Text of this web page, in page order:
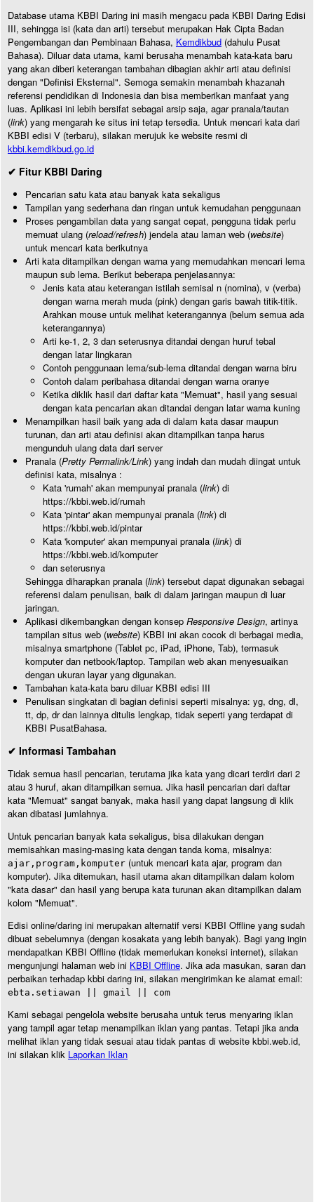
Database utama KBBI Daring ini masih mengacu pada KBBI Daring Edisi
III, sehingga isi (kata dan arti) tersebut merupakan Hak Cipta Badan
Pengembangan dan Pembinaan Bahasa, Kemdikbud (dahulu Pusat
Bahasa). Diluar data utama, kami berusaha menambah kata-kata baru
yang akan diberi keterangan tambahan dibagian akhir arti atau definisi
dengan "Definisi Eksternal". Semoga semakin menambah khazanah
referensi pendidikan di Indonesia dan bisa memberikan manfaat yang
luas. Aplikasi ini lebih bersifat sebagai arsip saja, agar pranala/tautan
(link) yang mengarah ke situs ini tetap tersedia. Untuk mencari kata dari
KBBI edisi V (terbaru), silakan merujuk ke website resmi di
kbbi.kemdikbud.go.id
✔ Fitur KBBI Daring
Pencarian satu kata atau banyak kata sekaligus
Tampilan yang sederhana dan ringan untuk kemudahan penggunaan
Proses pengambilan data yang sangat cepat, pengguna tidak perlu
memuat ulang (reload/refresh) jendela atau laman web (website)
untuk mencari kata berikutnya
Arti kata ditampilkan dengan warna yang memudahkan mencari lema
maupun sub lema. Berikut beberapa penjelasannya:
Jenis kata atau keterangan istilah semisal n (nomina), v (verba)
dengan warna merah muda (pink) dengan garis bawah titik-titik.
Arahkan mouse untuk melihat keterangannya (belum semua ada
keterangannya)
Arti ke-1, 2, 3 dan seterusnya ditandai dengan huruf tebal
dengan latar lingkaran
Contoh penggunaan lema/sub-lema ditandai dengan warna biru
Contoh dalam peribahasa ditandai dengan warna oranye
Ketika diklik hasil dari daftar kata "Memuat", hasil yang sesuai
dengan kata pencarian akan ditandai dengan latar warna kuning
Menampilkan hasil baik yang ada di dalam kata dasar maupun
turunan, dan arti atau definisi akan ditampilkan tanpa harus
mengunduh ulang data dari server
Pranala (Pretty Permalink/Link) yang indah dan mudah diingat untuk
definisi kata, misalnya :
Kata 'rumah' akan mempunyai pranala (link) di
https://kbbi.web.id/rumah
Kata 'pintar' akan mempunyai pranala (link) di
https://kbbi.web.id/pintar
Kata 'komputer' akan mempunyai pranala (link) di
https://kbbi.web.id/komputer
dan seterusnya
Sehingga diharapkan pranala (link) tersebut dapat digunakan sebagai
referensi dalam penulisan, baik di dalam jaringan maupun di luar
jaringan.
Aplikasi dikembangkan dengan konsep Responsive Design, artinya
tampilan situs web (website) KBBI ini akan cocok di berbagai media,
misalnya smartphone (Tablet pc, iPad, iPhone, Tab), termasuk
komputer dan netbook/laptop. Tampilan web akan menyesuaikan
dengan ukuran layar yang digunakan.
Tambahan kata-kata baru diluar KBBI edisi III
Penulisan singkatan di bagian definisi seperti misalnya: yg, dng, dl,
tt, dp, dr dan lainnya ditulis lengkap, tidak seperti yang terdapat di
KBBI PusatBahasa.
✔ Informasi Tambahan
Tidak semua hasil pencarian, terutama jika kata yang dicari terdiri dari 2
atau 3 huruf, akan ditampilkan semua. Jika hasil pencarian dari daftar
kata "Memuat" sangat banyak, maka hasil yang dapat langsung di klik
akan dibatasi jumlahnya.
Untuk pencarian banyak kata sekaligus, bisa dilakukan dengan
memisahkan masing-masing kata dengan tanda koma, misalnya:
ajar,program,komputer (untuk mencari kata ajar, program dan
komputer). Jika ditemukan, hasil utama akan ditampilkan dalam kolom
"kata dasar" dan hasil yang berupa kata turunan akan ditampilkan dalam
kolom "Memuat".
Edisi online/daring ini merupakan alternatif versi KBBI Offline yang sudah
dibuat sebelumnya (dengan kosakata yang lebih banyak). Bagi yang ingin
mendapatkan KBBI Offline (tidak memerlukan koneksi internet), silakan
mengunjungi halaman web ini KBBI Offline. Jika ada masukan, saran dan
perbaikan terhadap kbbi daring ini, silakan mengirimkan ke alamat email:
ebta.setiawan || gmail || com
Kami sebagai pengelola website berusaha untuk terus menyaring iklan
yang tampil agar tetap menampilkan iklan yang pantas. Tetapi jika anda
melihat iklan yang tidak sesuai atau tidak pantas di website kbbi.web.id,
ini silakan klik Laporkan Iklan